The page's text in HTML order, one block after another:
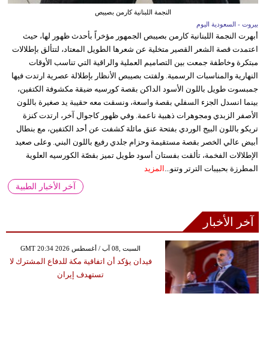
النجمة اللبنانية كارمن بصيبص
بيروت - السعودية اليوم
أبهرت النجمة اللبنانية كارمن بصيبص الجمهور مؤخراً بأحدث ظهور لها، حيث
اعتمدت قصة الشعر القصير متخلية عن شعرها الطويل المعتاد، لتتألق بإطلالات
مبتكرة وخاطفة جمعت بين التصاميم العملية والراقية التي تناسب الأوقات
النهارية والمناسبات الرسمية. ولفتت بصيبص الأنظار بإطلالة عصرية ارتدت فيها
جمبسوت طويل باللون الأسود الداكن بقصة كورسيه ضيقة مكشوفة الكتفين،
بينما انسدل الجزء السفلي بقصة واسعة، ونسقت معه حقيبة يد صغيرة باللون
الأصفر الزبدي ومجوهرات ذهبية ناعمة. وفي ظهور كاجوال آخر، ارتدت كنزة
تريكو باللون البيج الوردي بفتحة عنق مائلة كشفت عن أحد الكتفين، مع بنطال
أبيض عالي الخصر بقصة مستقيمة وحزام جلدي رفيع باللون البني. وعلى صعيد
الإطلالات الفخمة، تألقت بفستان أسود طويل تميز بقصّة الكورسيه العلوية
المطرزة بحبيبات الترتر وتنو... المزيد
آخر الأخبار الطبية
آخر الأخبار
GMT 20:34 2026 السبت ,08 آب / أغسطس
فيدان يؤكد أن اتفاقية مكة للدفاع المشترك لا
تستهدف إيران